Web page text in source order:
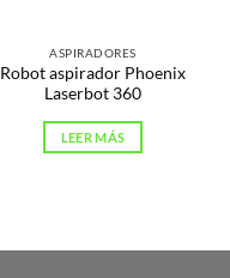
ASPIRADORES
Robot aspirador Phoenix
Laserbot 360
LEER MÁS